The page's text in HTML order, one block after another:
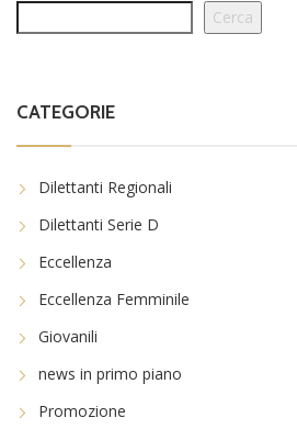
Cerca
CATEGORIE
Dilettanti Regionali
Dilettanti Serie D
Eccellenza
Eccellenza Femminile
Giovanili
news in primo piano
Promozione